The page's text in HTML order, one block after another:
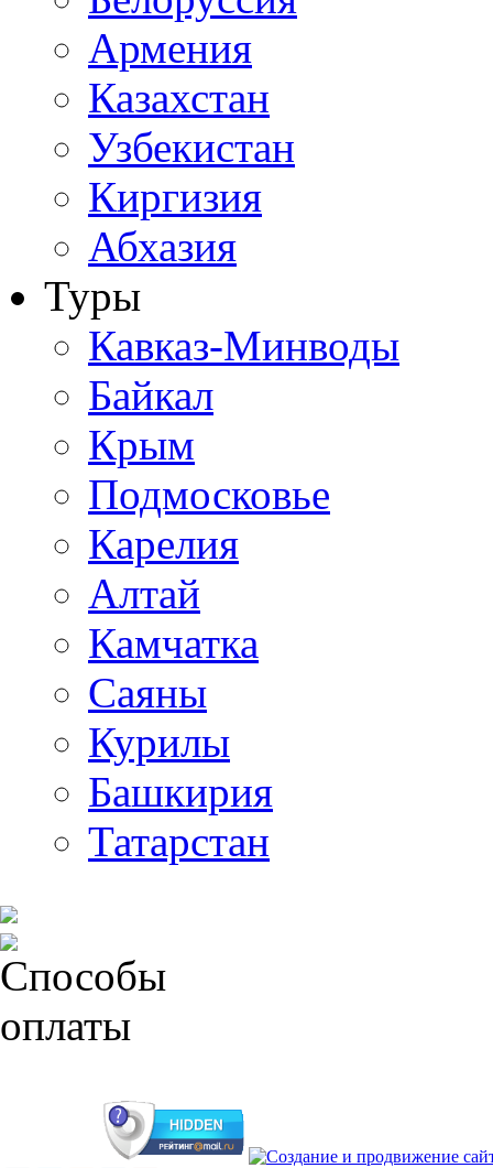
Армения
Казахстан
Узбекистан
Киргизия
Абхазия
Туры
Кавказ-Минводы
Байкал
Крым
Подмосковье
Карелия
Алтай
Камчатка
Саяны
Курилы
Башкирия
Татарстан